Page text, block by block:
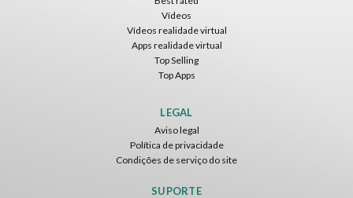
Vídeos
Vídeos realidade virtual
Apps realidade virtual
Top Selling
Top Apps
LEGAL
Aviso legal
Política de privacidade
Condições de serviço do site
SUPORTE